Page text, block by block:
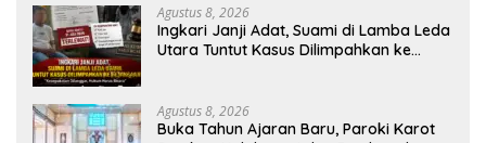
Agustus 8, 2026
Ingkari Janji Adat, Suami di Lamba Leda
Utara Tuntut Kasus Dilimpahkan ke
Agustus 8, 2026
Buka Tahun Ajaran Baru, Paroki Karot